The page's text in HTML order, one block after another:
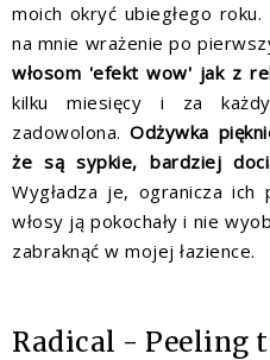
moich okryć ubiegłego
na mnie wrażenie po
włosom 'efekt wow' jak z
kilku miesięcy i za
zadowolona.Odżywka
że są sypkie, bardziej
Wygładza je, ogranicza ich
włosy ją pokochały i nie
zabraknąć w mojej łazience.
Radical - Peeling